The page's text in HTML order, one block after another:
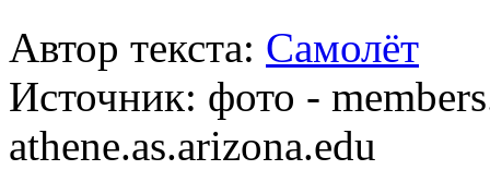
Автор текста: Самолёт
Источник: фото -
athene.as.arizona.edu